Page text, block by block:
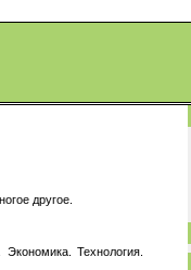
другое.
Технология.